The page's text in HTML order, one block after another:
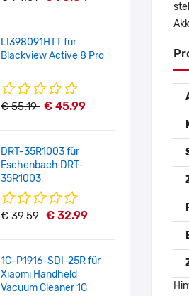
LI398091HTT für
Blackview Active 8 Pro
€ 55.19 € 45.99
DRT-35R1003 für
Eschenbach DRT-
35R1003
€ 39.59 € 32.99
1C-P1916-SDI-25R für
Xiaomi Handheld
Vacuum Cleaner 1C